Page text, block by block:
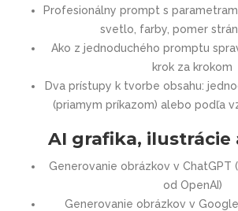
Profesionálny prompt s
svetlo, farby, pomer
Ako z jednoduchého promptu
krok za krokom
Dva prístupy k tvorbe obsahu:
(priamym príkazom) alebo podľa
AI grafika, ilustrácie
Generovanie obrázkov v ChatGPT
od OpenAI)
Generovanie obrázkov v